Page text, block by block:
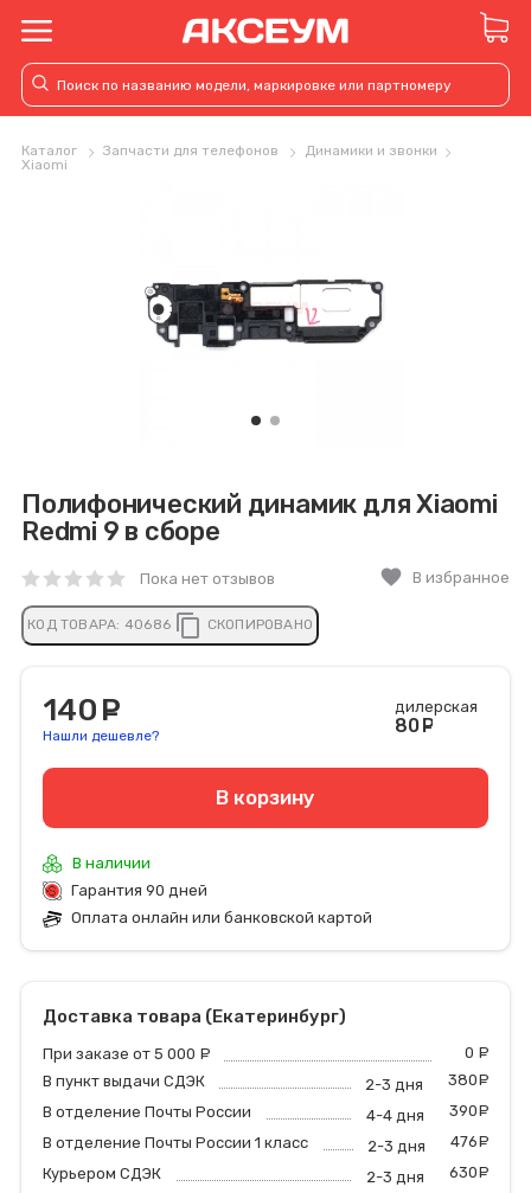
Каталог Запчасти для телефонов
Динамики и звонки
Xiaomi
Полифонический динамик для Xiaomi
Redmi 9 в сборе
Пока нет отзывов favorite В избранное
КОД ТОВАРА: 40686 content_copy СКОПИРОВАНО
140
Нашли дешевле?
дилерская
80
В корзину
В наличии
Гарантия 90 дней
Оплата онлайн или банковской картой
Доставка товара (Екатеринбург)
При заказе от 5 000 0
В пункт выдачи СДЭК
2-3 дня 380
В отделение Почты России
4-4 дня 390
В отделение Почты России 1 класс
2-3 дня 476
Курьером СДЭК
2-3 дня 630